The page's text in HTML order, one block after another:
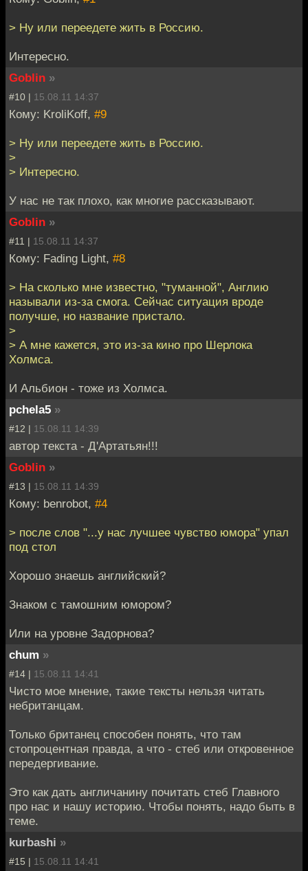
> Ну или переедете жить в Россию.
Интересно.
Goblin »
#10 | 15.08.11 14:37
Кому: KroliKoff, #9
> Ну или переедете жить в Россию.
>
> Интересно.
У нас не так плохо, как многие рассказывают.
Goblin »
#11 | 15.08.11 14:37
Кому: Fading Light, #8
> На сколько мне известно, "туманной", Англию
называли из-за смога. Сейчас ситуация вроде
получше, но название пристало.
>
> А мне кажется, это из-за кино про Шерлока
Холмса.
И Альбион - тоже из Холмса.
pchela5 »
#12 | 15.08.11 14:39
автор текста - Д'Артатьян!!!
Goblin »
#13 | 15.08.11 14:39
Кому: benrobot, #4
> после слов "...у нас лучшее чувство юмора" упал
под стол
Хорошо знаешь английский?
Знаком с тамошним юмором?
Или на уровне Задорнова?
chum »
#14 | 15.08.11 14:41
Чисто мое мнение, такие тексты нельзя читать
небританцам.
Только британец способен понять, что там
стопроцентная правда, а что - стеб или откровенное
передергивание.
Это как дать англичанину почитать стеб Главного
про нас и нашу историю. Чтобы понять, надо быть в
теме.
kurbashi »
#15 | 15.08.11 14:41